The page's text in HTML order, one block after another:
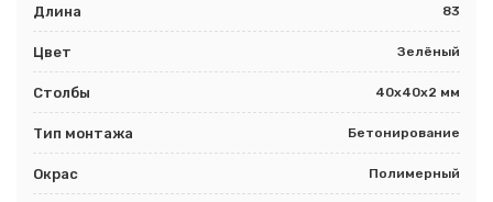
Длина 83
Цвет Зелёный
Столбы 40х40х2 мм
Тип монтажа Бетонирование
Окрас Полимерный